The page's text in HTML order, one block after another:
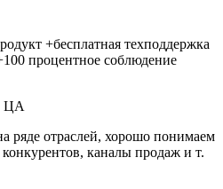
+бесплатная техподдержка
процентное соблюдение
ЦА
ряде отраслей, хорошо понимаем
каналы продаж и т.